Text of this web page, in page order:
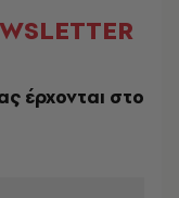
έρχονται στο